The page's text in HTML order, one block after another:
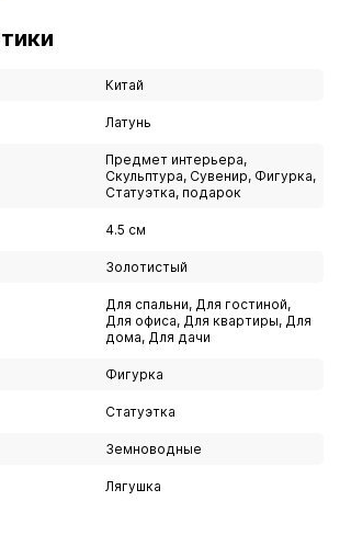
эту фигурку?
лягушка — символ таинственности
она олицетворяет изобилие и
фигурка служит оберегом: защищает
придаёт изделию благородный
и изысканный блеск.
на полке, столе, подоконнике или в
уникальность изделия.
можно:
Китай
Латунь
Предмет интерьера,
Скульптура, Сувенир, Фигурка,
Статуэтка, подарок
4.5 см
Золотистый
Для спальни, Для гостиной,
Для офиса, Для квартиры, Для
дома, Для дачи
Фигурка
Статуэтка
Земноводные
Лягушка